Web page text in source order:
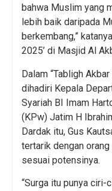
bahwa Muslim yang
lebih baik daripada
berkembang,”
2025’ di Masjid Al
Dalam “Tabligh
dihadiri Kepala
Syariah BI Imam
(KPw) Jatim H
Dardak itu, Gus
tertarik dengan
sesuai potensinya.
“Surga itu punya